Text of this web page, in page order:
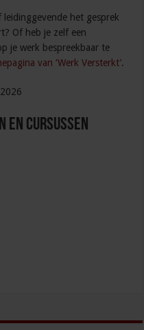
het gesprek
Of heb je zelf een
je werk bespreekbaar te
van ‘Werk Versterkt’.
en Cursussen